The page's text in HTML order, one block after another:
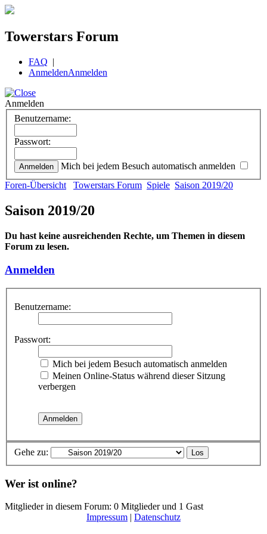
Towerstars Forum
FAQ |
AnmeldenAnmelden
Anmelden
Benutzername:
Passwort:
Mich bei jedem Besuch automatisch anmelden
Foren-Übersicht
Towerstars Forum Spiele Saison 2019/20
Saison 2019/20
Du hast keine ausreichenden Rechte, um Themen in diesem
Forum zu lesen.
Anmelden
Benutzername:
Passwort:
Mich bei jedem Besuch automatisch anmelden
Meinen Online-Status während dieser Sitzung
verbergen
Gehe zu:
Wer ist online?
Mitglieder in diesem Forum: 0 Mitglieder und 1 Gast
Impressum | Datenschutz